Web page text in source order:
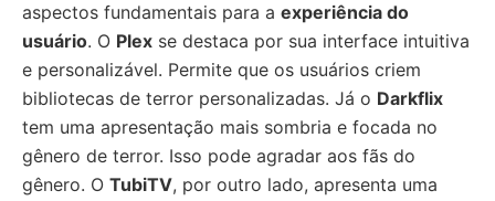
aspectos fundamentais para a experiência do
usuário. O Plex se destaca por sua interface intuitiva
e personalizável. Permite que os usuários criem
bibliotecas de terror personalizadas. Já o Darkflix
tem uma apresentação mais sombria e focada no
gênero de terror. Isso pode agradar aos fãs do
gênero. O TubiTV, por outro lado, apresenta uma